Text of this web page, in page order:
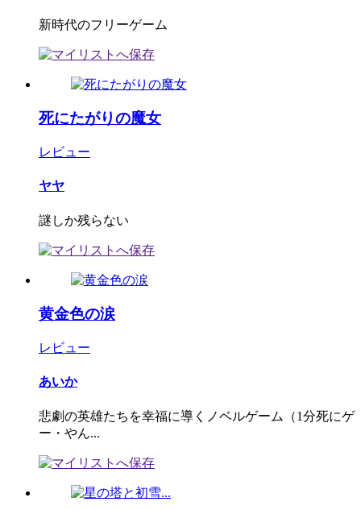
新時代のフリーゲーム
死にたがりの魔女
レビュー
ヤヤ
謎しか残らない
黄金色の涙
レビュー
あいか
悲劇の英雄たちを幸福に導くノベルゲーム（1分死にゲ
ー・やん...